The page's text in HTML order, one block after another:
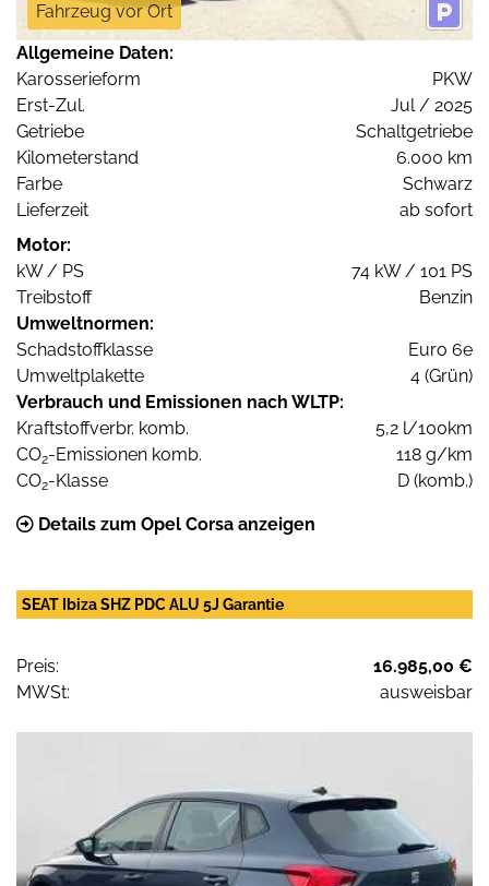
Fahrzeug vor Ort
Allgemeine Daten:
Karosserieform
PKW
Erst-Zul.
Jul / 2025
Getriebe
Schaltgetriebe
Kilometerstand
6.000 km
Farbe
Schwarz
Lieferzeit
ab sofort
Motor:
kW / PS
74 kW / 101 PS
Treibstoff
Benzin
Umweltnormen:
Schadstoffklasse
Euro 6e
Umweltplakette
4 (Grün)
Verbrauch und Emissionen nach WLTP:
Kraftstoffverbr. komb.
5,2 l/100km
CO2-Emissionen komb.
118 g/km
CO2-Klasse D (komb.)
Details zum Opel Corsa anzeigen
SEAT Ibiza SHZ PDC ALU 5J Garantie
Preis:
16.985,00 €
MWSt:
ausweisbar